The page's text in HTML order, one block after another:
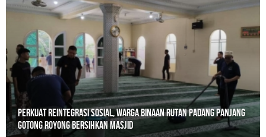
Polisi Sita 82 Paket Ganja Siap Edar di Tanah Datar